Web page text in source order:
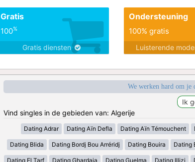
Gratis
100%
Gratis diensten
Ondersteuning
100% gratis
Luisterende
We werken hard om je
Vind singles in de gebieden van: Algerije
Dating Adrar Dating Aïn Defla Dating Aïn Témouchent
Dating Blida Dating Bordj Bou Arréridj Dating Bouira Dating
Dating El Tarf Dating Ghardaia Dating Guelma Dating Illizi